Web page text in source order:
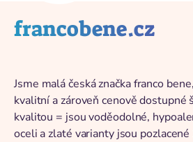
francobene.cz
Jsme malá česká značka franco
kvalitní a zároveň cenově dostupné
kvalitou = jsou voděodolné,
oceli a zlaté varianty jsou